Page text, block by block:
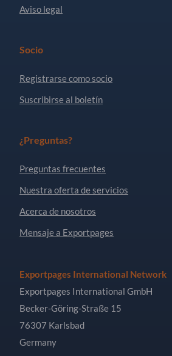
Aviso legal
Socio
Registrarse como socio
Suscribirse al boletín
¿Preguntas?
Preguntas frecuentes
Nuestra oferta de servicios
Acerca de nosotros
Mensaje a Exportpages
Exportpages International Network
Exportpages International GmbH
Becker-Göring-Straße 15
76307 Karlsbad
Germany